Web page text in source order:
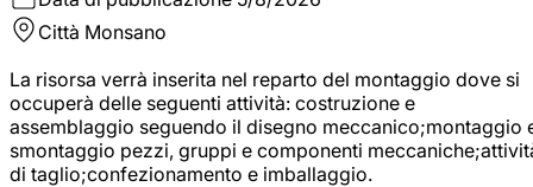
Città Monsano
La risorsa verrà inserita nel reparto del montaggio dove si
occuperà delle seguenti attività: costruzione e
assemblaggio seguendo il disegno meccanico;montaggio
smontaggio pezzi, gruppi e componenti
di taglio;confezionamento e imballaggio.